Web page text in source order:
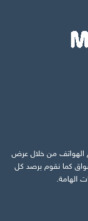
الهواتف من خلال عرض
كما نقوم برصد كل
الهامة.